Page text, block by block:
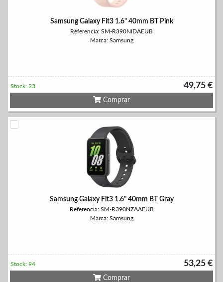
Samsung Galaxy Fit3 1.6" 40mm BT Pink
Referencia: SM-R390NIDAEUB
Marca: Samsung
49,75 €
Stock: 23
Comprar
Samsung Galaxy Fit3 1.6" 40mm BT Gray
Referencia: SM-R390NZAAEUB
Marca: Samsung
53,25 €
Stock: 94
Comprar